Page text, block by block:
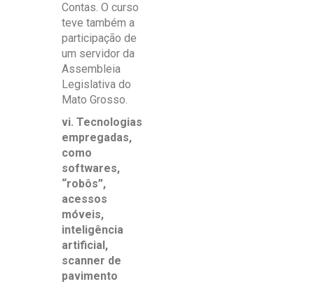
Contas. O curso
teve também a
participação de
um servidor da
Assembleia
Legislativa do
Mato Grosso.
vi. Tecnologias
empregadas,
como
softwares,
“robôs”,
acessos
móveis,
inteligência
artificial,
scanner de
pavimento